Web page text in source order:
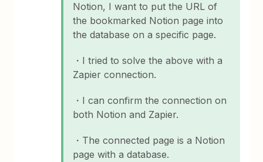
Notion, I want to put the URL of
the bookmarked Notion page into
the database on a specific page.
・I tried to solve the above with a
Zapier connection.
・I can confirm the connection on
both Notion and Zapier.
・The connected page is a Notion
page with a database.